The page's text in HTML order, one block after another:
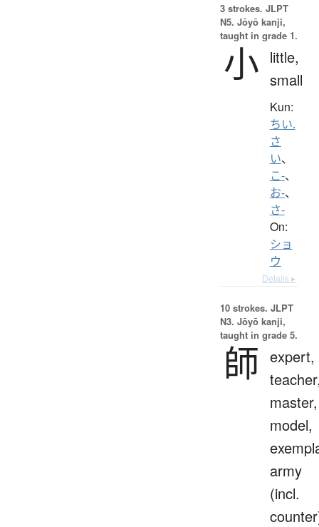
3 strokes. JLPT
N5. Jōyō kanji,
taught in grade 1.
小 little,
small
Kun:
ちい.
さ
い、
こ-、
お-、
さ-
On:
ショ
ウ
Details ▸
10 strokes. JLPT
N3. Jōyō kanji,
taught in grade 5.
師 expert,
master,
model,
army
(incl.